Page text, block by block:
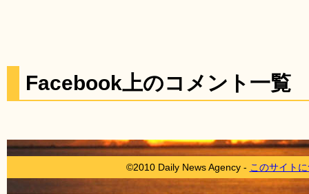
Facebook上のコメント一覧
©2010 Daily News Agency - このサイト